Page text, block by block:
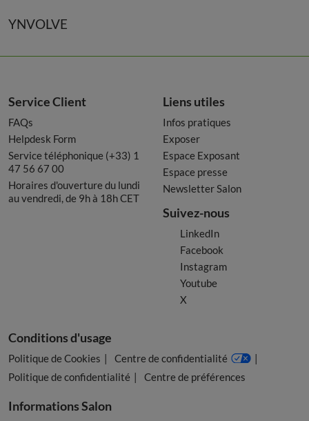
YNVOLVE
Service Client
FAQs
Helpdesk Form
Service téléphonique (+33) 1
47 56 67 00
Horaires d'ouverture du lundi
au vendredi, de 9h à 18h CET
Liens utiles
Infos pratiques
Exposer
Espace Exposant
Espace presse
Newsletter Salon
Suivez-nous
LinkedIn
Facebook
Instagram
Youtube
X
Conditions d'usage
Politique de Cookies
Centre de confidentialité
Politique de confidentialité
Centre de préférences
Informations Salon